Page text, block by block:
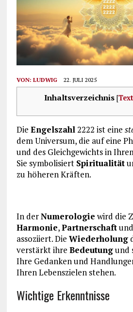
VON: LUDWIG 22. JULI 2025
Inhaltsverzeichnis [
Die Engelszahl2222 ist eine
dem Universum, die auf eine
und des Gleichgewichts in
Sie symbolisiert Spiritualität
zu höheren Kräften.
In derNumerologie wird die
Harmonie,Partnerschaft
assoziiert. Die Wiederholung
verstärkt ihre Bedeutungund
Ihre Gedanken und
Ihren Lebenszielen stehen.
Wichtige Erkenntnisse